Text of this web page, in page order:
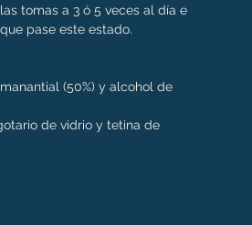
tomas a 3 ó 5 veces al día e
pase este estado.
(50%) y alcohol de
de vidrio y tetina de